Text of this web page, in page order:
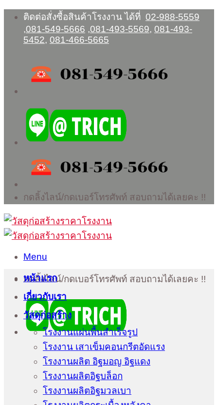
Skip
content
ติดต่อสั่งซื้อสินค้าโรงงาน ได้ที่ 02-988-5559
,081-549-5666 ,081-493-5569, 081-493-
5452, 081-466-5665
กดลิ้งไลน์/กดเบอร์โทรศัพท์ สอบถามได้เลยคะ !!
Menu
กดลิ้งไลน์/กดเบอร์โทรศัพท์ สอบถามได้เลยคะ !!
หน้าแรก
เกี่ยวกับเรา
วัสดุก่อสร้าง
โรงงานแผ่นพื้นสำเร็จรูป
โรงงาน เสาเข็มคอนกรีตอัดแรง
โรงงานผลิต อิฐมอญ อิฐแดง
โรงงานผลิตอิฐบล็อก
โรงงานผลิตอิฐมวลเบา